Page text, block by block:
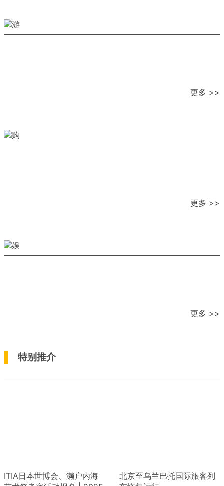
更多 >>
更多 >>
更多 >>
特别推介
ITIA日本世博会、濑户内海
北京至乌兰巴托国际旅客列